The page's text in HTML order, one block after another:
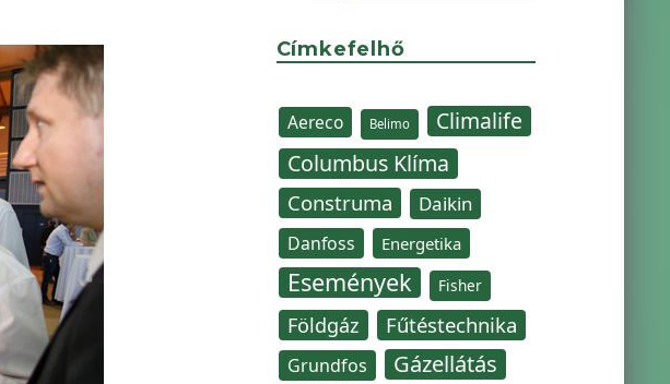
Címkefelhő
Aereco Belimo
Climalife
Columbus Klíma
Construma Daikin
Danfoss Energetika
Események Fisher
Földgáz Fűtéstechnika
Grundfos Gázellátás